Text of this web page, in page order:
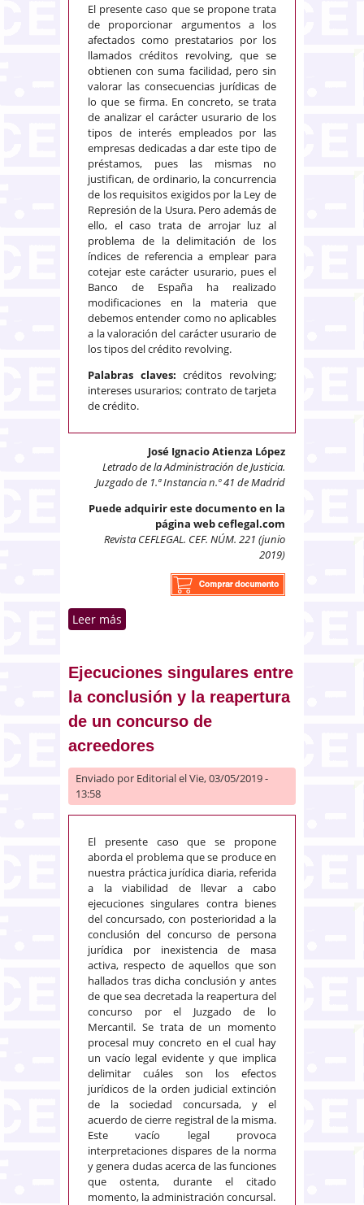
El presente caso que se propone trata
de proporcionar argumentos a los
afectados como prestatarios por los
llamados créditos revolving, que se
obtienen con suma facilidad, pero sin
valorar las consecuencias jurídicas de
lo que se firma. En concreto, se trata
de analizar el carácter usurario de los
tipos de interés empleados por las
empresas dedicadas a dar este tipo de
préstamos, pues las mismas no
justifican, de ordinario, la concurrencia
de los requisitos exigidos por la Ley de
Represión de la Usura. Pero además de
ello, el caso trata de arrojar luz al
problema de la delimitación de los
índices de referencia a emplear para
cotejar este carácter usurario, pues el
Banco de España ha realizado
modificaciones en la materia que
debemos entender como no aplicables
a la valoración del carácter usurario de
los tipos del crédito revolving.
Palabras claves: créditos revolving;
intereses usurarios; contrato de tarjeta
de crédito.
José Ignacio Atienza López
Letrado de la Administración de Justicia.
Juzgado de 1.ª Instancia n.º 41 de Madrid
Puede adquirir este documento en la
página web ceflegal.com
Revista CEFLEGAL. CEF. NÚM. 221 (junio
2019)
Leer más
Ejecuciones singulares entre
la conclusión y la reapertura
de un concurso de
acreedores
Enviado por Editorialel Vie, 03/05/2019 -
13:58
El presente caso que se propone
aborda el problema que se produce en
nuestra práctica jurídica diaria, referida
a la viabilidad de llevar a cabo
ejecuciones singulares contra bienes
del concursado, con posterioridad a la
conclusión del concurso de persona
jurídica por inexistencia de masa
activa, respecto de aquellos que son
hallados tras dicha conclusión y antes
de que sea decretada la reapertura del
concurso por el Juzgado de lo
Mercantil. Se trata de un momento
procesal muy concreto en el cual hay
un vacío legal evidente y que implica
delimitar cuáles son los efectos
jurídicos de la orden judicial extinción
de la sociedad concursada, y el
acuerdo de cierre registral de la misma.
Este vacío legal provoca
interpretaciones dispares de la norma
y genera dudas acerca de las funciones
que ostenta, durante el citado
momento, la administración concursal.